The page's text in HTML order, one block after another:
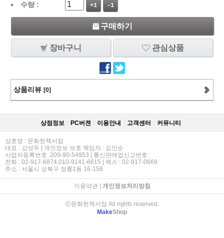
수량 :
+1 -1
구매하기
장바구니 관심상품
상품리뷰 [0]
상점정보 PC버젼 이용안내 고객센터 커뮤니티
상호명 : 문화헌책서점
대표 : 강성두 | 개인정보 보호 책임자 : 김인순
사업자등록번호 :209-90-54953 | 통신판매업신고번호 :
전화 : 02-917-6874,010-9141-6615 | 팩스 : 02-917-0669
주소 : 서울시 성북구 정릉1동 16-158
이용약관| 개인정보처리방침
ⓒ문화헌책서점 All rights reserved.
MakeShop